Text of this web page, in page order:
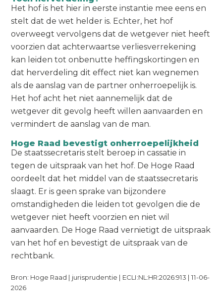
Het hof is het hier in eerste instantie mee eens en
stelt dat de wet helder is. Echter, het hof
overweegt vervolgens dat de wetgever niet heeft
voorzien dat achterwaartse verliesverrekening
kan leiden tot onbenutte heffingskortingen en
dat herverdeling dit effect niet kan wegnemen
als de aanslag van de partner onherroepelijk is.
Het hof acht het niet aannemelijk dat de
wetgever dit gevolg heeft willen aanvaarden en
vermindert de aanslag van de man.
Hoge Raad bevestigt onherroepelijkheid
De staatssecretaris stelt beroep in cassatie in
tegen de uitspraak van het hof. De Hoge Raad
oordeelt dat het middel van de staatssecretaris
slaagt. Er is geen sprake van bijzondere
omstandigheden die leiden tot gevolgen die de
wetgever niet heeft voorzien en niet wil
aanvaarden. De Hoge Raad vernietigt de uitspraak
van het hof en bevestigt de uitspraak van de
rechtbank.
Bron: Hoge Raad | jurisprudentie | ECLI:NL:HR:2026:913 | 11-06-
2026